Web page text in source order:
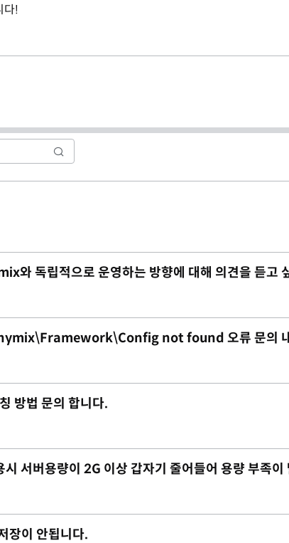
다!
와 독립적으로 운영하는 방향에 대해 의견을 듣고
not found 오류 문의
방법 문의 합니다.
버용량이 2G 이상 갑자기 줄어들어 용량 부족이
장이 안됩니다.